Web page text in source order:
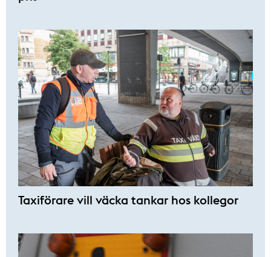
Taxiförare vill väcka tankar hos kollegor